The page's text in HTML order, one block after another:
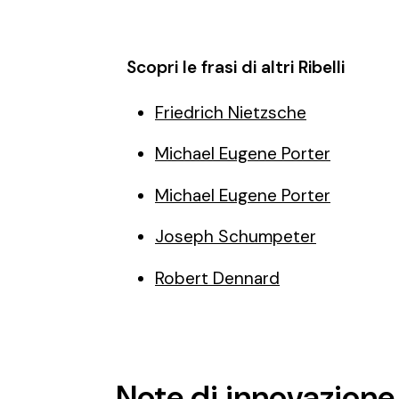
Scopri le frasi di altri Ribelli
Friedrich Nietzsche
Michael Eugene Porter
Michael Eugene Porter
Joseph Schumpeter
Robert Dennard